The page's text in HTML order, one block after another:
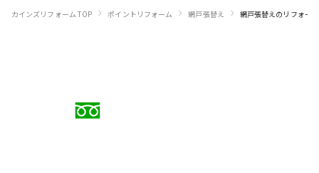
カインズリフォーム TOP › ポイントリフォーム › 網戸張替え › 網戸張替えのリフォー